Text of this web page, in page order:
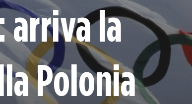
arriva la
Polonia